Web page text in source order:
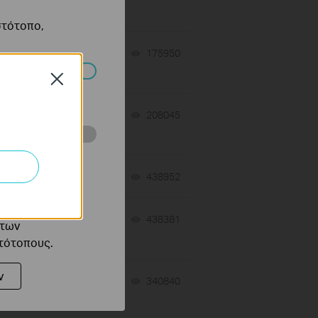
12-16-2025 175950
208045
438952
12-02-2025 438381
340840
Close
να
σας στον
ιστότοπού